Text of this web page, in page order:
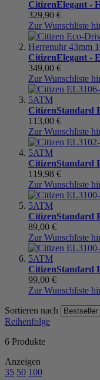
CitizenElegant -
329,90 €
Zur Wunschliste
CitizenElegant -
349,00 €
Zur Wunschliste
CitizenStandard
113,00 €
Zur Wunschliste
CitizenStandard
119,98 €
Zur Wunschliste
CitizenStandard
89,00 €
Zur Wunschliste
CitizenStandard
99,00 €
Zur Wunschliste
Sortieren nach
Reihenfolge
6 Produkte
Anzeigen
35 50 100